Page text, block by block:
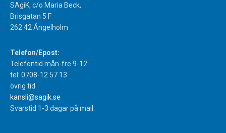
SAgiK, c/o Maria Beck,
Brisgatan 5 F
262 42 Ängelholm
Telefon/Epost:
Telefontid mån-fre 9-12
tel: 0708-12 57 13
övrig tid
kansli@sagik.se
Svarstid 1-3 dagar på mail.